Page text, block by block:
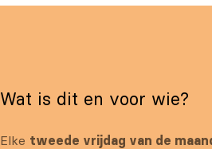
Wat is dit en voor wie?
Elke tweede vrijdag van de